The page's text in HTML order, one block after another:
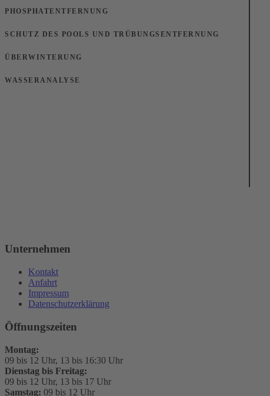
PHOSPHATENTFERNUNG
SCHUTZ DES POOLS UND TRÜBUNGSENTFERNUNG
ÜBERWINTERUNG
WASSERANALYSE
Unternehmen
Kontakt
Anfahrt
Impressum
Datenschutzerklärung
Öffnungszeiten
Montag:
09 bis 12 Uhr, 13 bis 16:30 Uhr
Dienstag bis Freitag:
09 bis 12 Uhr, 13 bis 17 Uhr
Samstag: 09 bis 12 Uhr